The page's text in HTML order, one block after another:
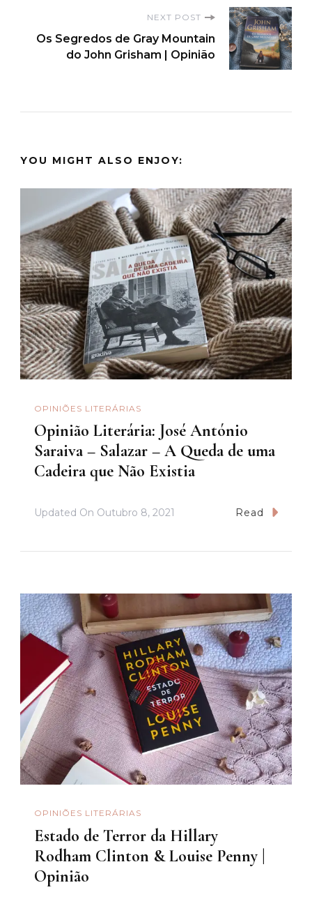
NEXT POST
Os Segredos de Gray Mountain
do John Grisham | Opinião
YOU MIGHT ALSO ENJOY:
OPINIÕES LITERÁRIAS
Opinião Literária: José António
Saraiva – Salazar – A Queda de uma
Cadeira que Não Existia
Updated On Outubro 8, 2021 Read
OPINIÕES LITERÁRIAS
Estado de Terror da Hillary
Rodham Clinton & Louise Penny |
Opinião